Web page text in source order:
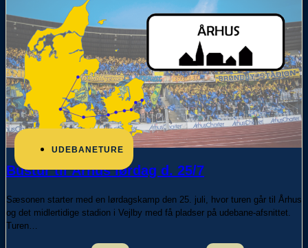
UDEBANETURE
Bustur til Århus lørdag d. 25/7
Sæsonen starter med en lørdagskamp den 25. juli, hvor turen går til Århus
og det midlertidige stadion i Vejlby med få pladser på udebane-afsnittet.
Turen…